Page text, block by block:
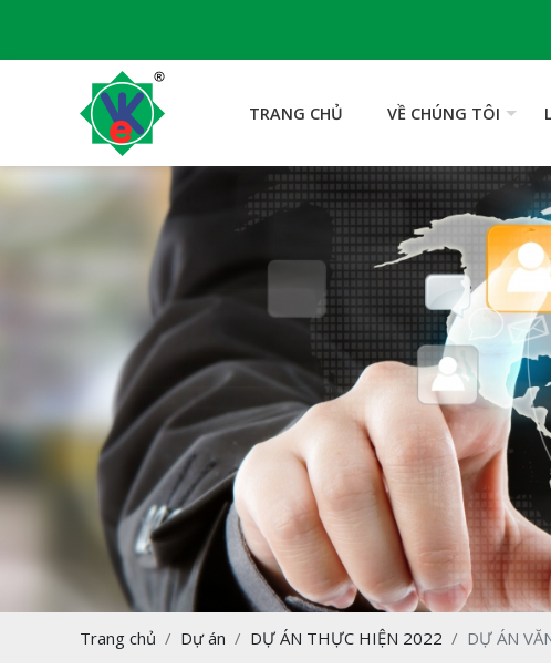
TRANG CHỦ VỀ CHÚNG TÔI
Trang chủ Dự án DỰ ÁN THỰC HIỆN 2022 DỰ ÁN